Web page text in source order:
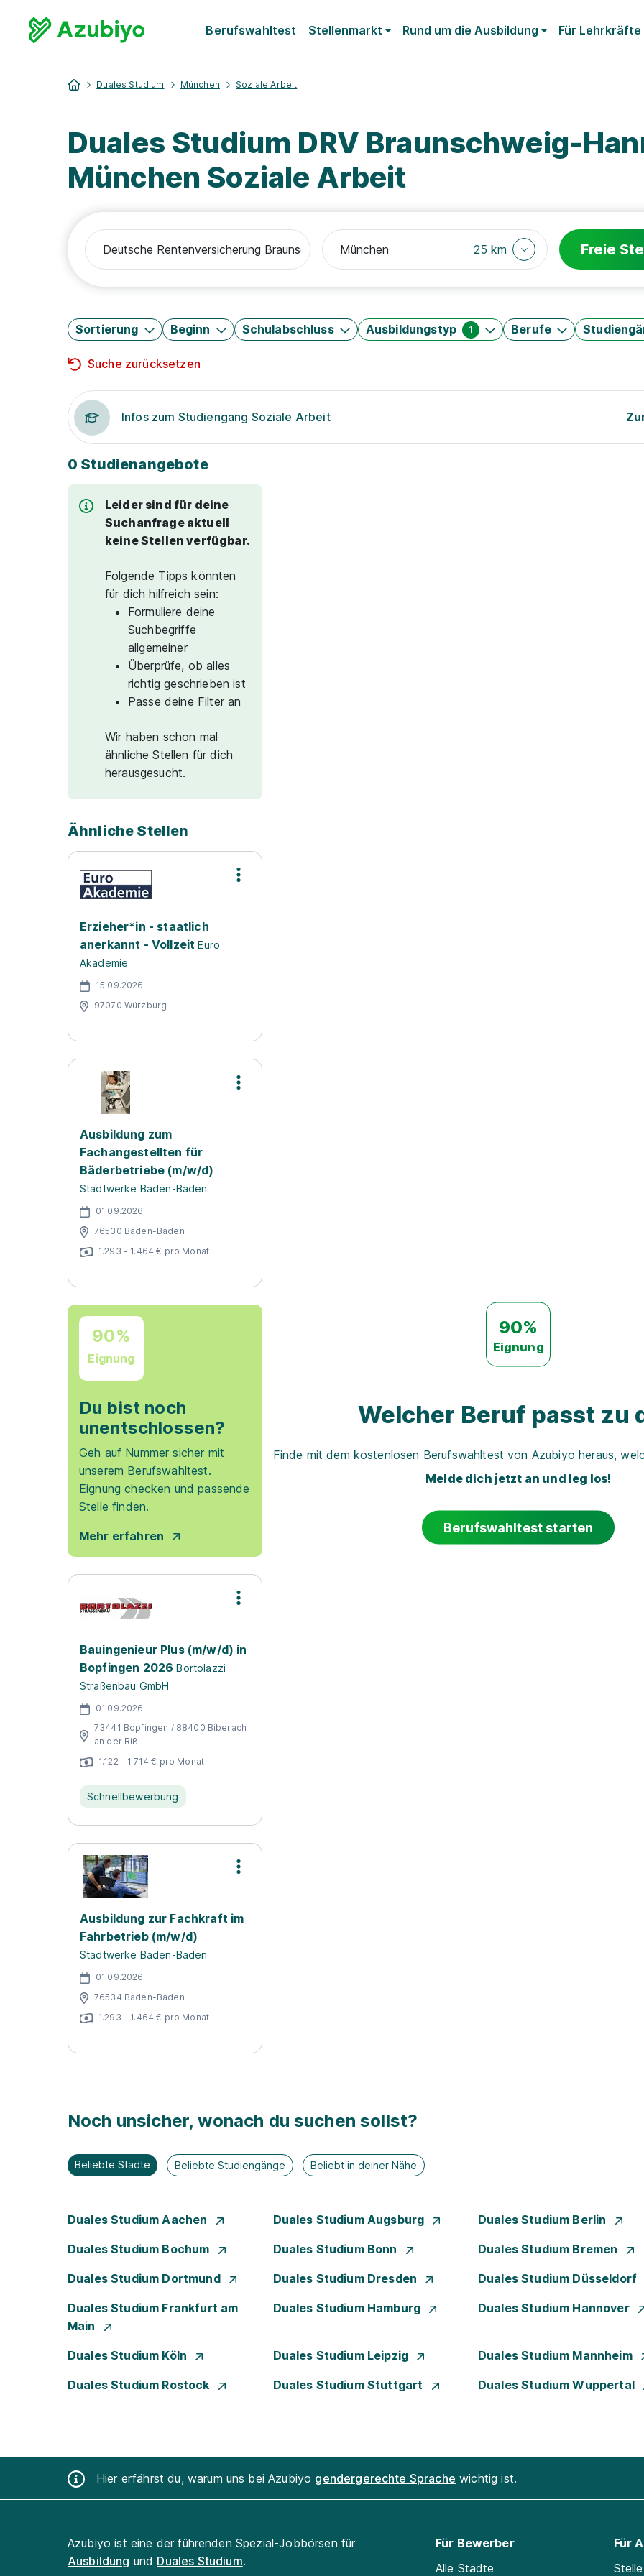
Berufswahltest Stellenmarkt Rund um die Ausbildung Für Lehrkräfte
Duales Studium München Soziale Arbeit
Duales Studium DRV Braunschweig-
München Soziale Arbeit
25 km Freie
Sortierung Beginn Schulabschluss Ausbildungstyp 1 Berufe
Suche zurücksetzen
Infos zum Studiengang Soziale Arbeit
0 Studienangebote
Leider sind für deine
Suchanfrage aktuell
keine Stellen verfügbar.
Folgende Tipps könnten
für dich hilfreich sein:
Formuliere deine
Suchbegriffe
allgemeiner
Überprüfe, ob alles
richtig geschrieben ist
Passe deine Filter an
Wir haben schon mal
ähnliche Stellen für dich
herausgesucht.
Ähnliche Stellen
Erzieher*in - staatlich
anerkannt - Vollzeit Euro
Akademie
15.09.2026
97070 Würzburg
Ausbildung zum
Fachangestellten für
Bäderbetriebe (m/w/d)
Stadtwerke Baden-Baden
01.09.2026
76530 Baden-Baden
1.293 - 1.464 € pro Monat
90%
Eignung
Du bist noch
unentschlossen?
Geh auf Nummer sicher mit
unserem Berufswahltest.
Eignung checken und passende
Stelle finden.
Mehr erfahren
Bauingenieur Plus (m/w/d) in
Bopfingen 2026 Bortolazzi
Straßenbau GmbH
01.09.2026
73441 Bopfingen / 88400 Biberach
an der Riß
1.122 - 1.714 € pro Monat
Schnellbewerbung
Ausbildung zur Fachkraft im
Fahrbetrieb (m/w/d)
Stadtwerke Baden-Baden
01.09.2026
76534 Baden-Baden
1.293 - 1.464 € pro Monat
90%
Eignung
Welcher Beruf passt zu
Finde mit dem kostenlosen Berufswahltest von Azubiyo heraus,
Melde dich jetzt an und leg los!
Berufswahltest starten
Noch unsicher, wonach du suchen sollst?
Beliebte Städte Beliebte Studiengänge Beliebt in deiner Nähe
Duales Studium Aachen Duales Studium Augsburg Duales Studium Berlin
Duales Studium Bochum Duales Studium Bonn Duales Studium Bremen
Duales Studium Dortmund Duales Studium Dresden Duales Studium Düsseldorf
Duales Studium Frankfurt am
Main
Duales Studium Hamburg Duales Studium Hannover
Duales Studium Köln Duales Studium Leipzig Duales Studium Mannheim
Duales Studium Rostock Duales Studium Stuttgart Duales Studium Wuppertal
Hier erfährst du, warum uns bei Azubiyo gendergerechte Sprache wichtig ist.
Azubiyo ist eine der führenden Spezial-Jobbörsen für
Ausbildung und Duales Studium.
Für Bewerber
Alle Städte
Für